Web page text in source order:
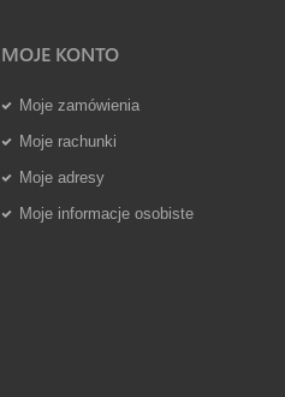
MOJE KONTO
Moje zamówienia
Moje rachunki
Moje adresy
Moje informacje osobiste